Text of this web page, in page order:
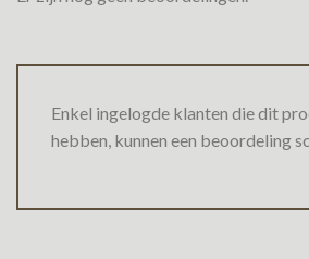
Enkel ingelogde klanten die dit
hebben, kunnen een beoordeling